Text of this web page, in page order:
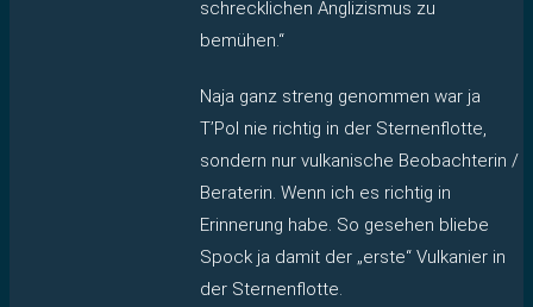
schrecklichen Anglizismus zu
bemühen.“
Naja ganz streng genommen war ja
T’Pol nie richtig in der Sternenflotte,
sondern nur vulkanische Beobachterin /
Beraterin. Wenn ich es richtig in
Erinnerung habe. So gesehen bliebe
Spock ja damit der „erste“ Vulkanier in
der Sternenflotte.